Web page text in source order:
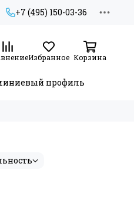
+7 (495) 150-03-36
Избранное Корзина
профиль